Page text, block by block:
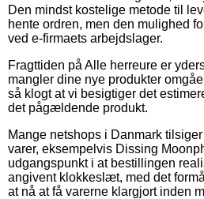
Den mindst kostelige metode til
hente ordren, men den mulighed
ved e-firmaets arbejdslager.
Fragttiden på Alle herreure er
mangler dine nye produkter
så klogt at vi besigtiger det
det pågældende produkt.
Mange netshops i Danmark
varer, eksempelvis Dissing
udgangspunkt i at bestillingen
angivent klokkeslæt, med det
at nå at få varerne klargjort inden